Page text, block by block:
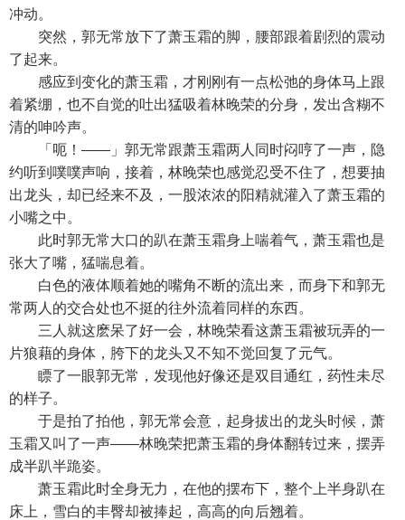
冲动。
突然，郭无常放下了萧玉霜的脚，腰部跟着剧烈的震动
了起来。
感应到变化的萧玉霜，才刚刚有一点松弛的身体马上跟
着紧绷，也不自觉的吐出猛吸着林晚荣的分身，发出含糊不
清的呻吟声。
「呃！——」郭无常跟萧玉霜两人同时闷哼了一声，隐
约听到噗噗声响，接着，林晚荣也感觉忍受不住了，想要抽
出龙头，却已经来不及，一股浓浓的阳精就灌入了萧玉霜的
小嘴之中。
此时郭无常大口的趴在萧玉霜身上喘着气，萧玉霜也是
张大了嘴，猛喘息着。
白色的液体顺着她的嘴角不断的流出来，而身下和郭无
常两人的交合处也不挺的往外流着同样的东西。
三人就这麽呆了好一会，林晚荣看这萧玉霜被玩弄的一
片狼藉的身体，胯下的龙头又不知不觉回复了元气。
瞟了一眼郭无常，发现他好像还是双目通红，药性未尽
的样子。
于是拍了拍他，郭无常会意，起身拔出的龙头时候，萧
玉霜又叫了一声——林晚荣把萧玉霜的身体翻转过来，摆弄
成半趴半跪姿。
萧玉霜此时全身无力，在他的摆布下，整个上半身趴在
床上，雪白的丰臀却被捧起，高高的向后翘着。